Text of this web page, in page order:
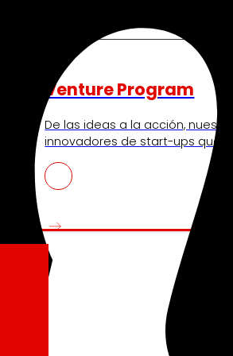
Venture Program
De las ideas a la acción,
innovadores de start-ups que